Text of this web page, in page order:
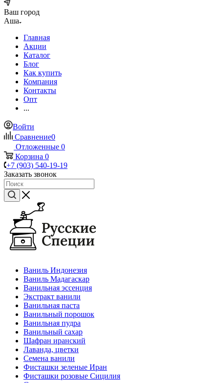
Ваш город
Аша
Главная
Акции
Каталог
Блог
Как купить
Компания
Контакты
Опт
...
Войти
Сравнение0
Отложенные 0
Корзина 0
+7 (903) 540-19-19
Заказать звонок
Ваниль Индонезия
Ваниль Мадагаскар
Ванильная эссенция
Экстракт ванили
Ванильная паста
Ванильный порошок
Ванильная пудра
Ванильный сахар
Шафран иранский
Лаванда, цветки
Семена ванили
Фисташки зеленые Иран
Фисташки розовые Сицилия